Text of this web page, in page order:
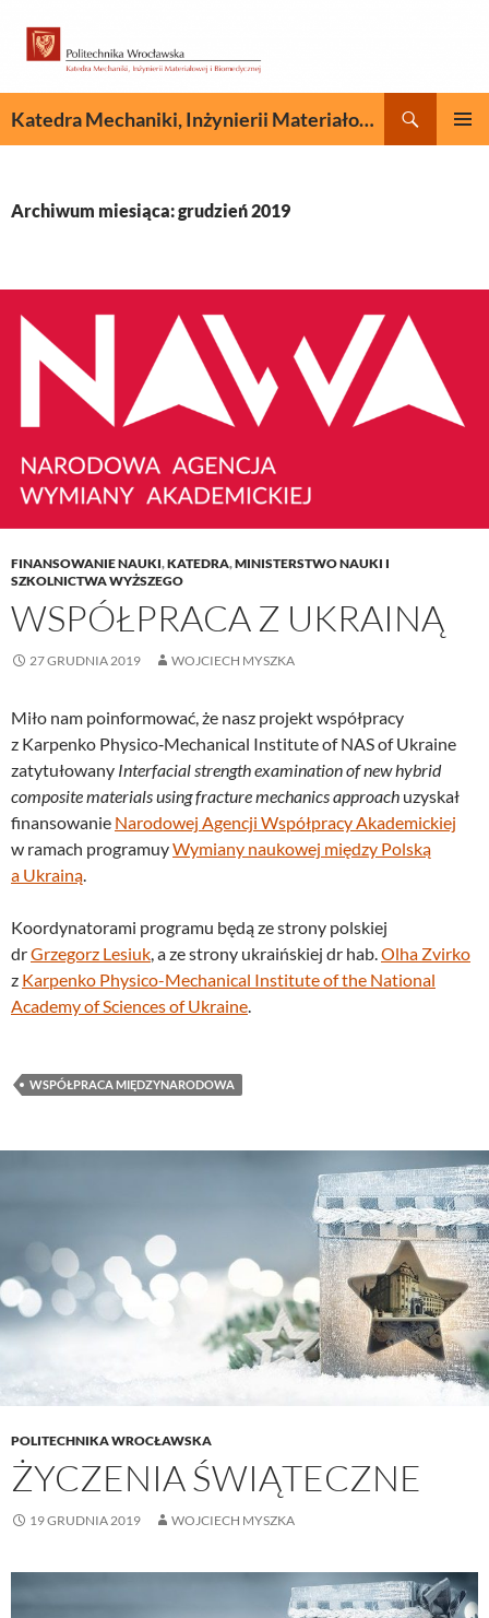
treści
Katedra Mechaniki, Inżynierii Materiałowej i Biomedycznej
Archiwum miesiąca: grudzień 2019
FINANSOWANIE NAUKI,KATEDRA,MINISTERSTWO NAUKI I
SZKOLNICTWA WYŻSZEGO
WSPÓŁPRACA Z UKRAINĄ
27 GRUDNIA 2019 WOJCIECH MYSZKA
Miło nam poinformować, że nasz projekt współpracy
z Karpenko Physico‐Mechanical Institute of NAS of Ukraine
zatytułowany Interfacial strength examination of new hybrid
composite materials using fracture mechanics approach uzyskał
finansowanie Narodowej Agencji Współpracy Akademickiej
w ramach programuyWymiany naukowej między Polską
a Ukrainą.
Koordynatorami programu będą ze strony polskiej
drGrzegorz Lesiuk, a ze strony ukraińskiej dr hab.Olha Zvirko
z Karpenko Physico-Mechanical Institute of the National
Academy of Sciences of Ukraine.
WSPÓŁPRACA MIĘDZYNARODOWA
POLITECHNIKA WROCŁAWSKA
ŻYCZENIA ŚWIĄTECZNE
19 GRUDNIA 2019 WOJCIECH MYSZKA